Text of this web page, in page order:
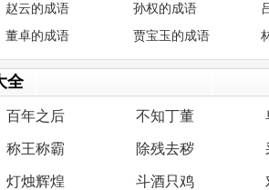
赵云的成语 孙权的成语
董卓的成语 贾宝玉的成语
全
百年之后 不知丁董
称王称霸 除残去秽
灯烛辉煌 斗酒只鸡